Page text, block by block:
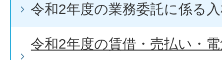
令和2年度の業務委託に係る
令和2年度の賃借・売払い・